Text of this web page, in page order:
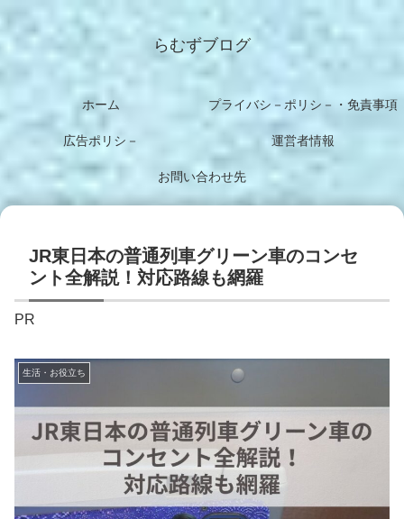
らむずブログ
ホーム プライバシ－ポリシ－・免責事項
広告ポリシ－ 運営者情報
お問い合わせ先
JR東日本の普通列車グリーン車のコンセ
ント全解説！対応路線も網羅
PR
生活・お役立ち